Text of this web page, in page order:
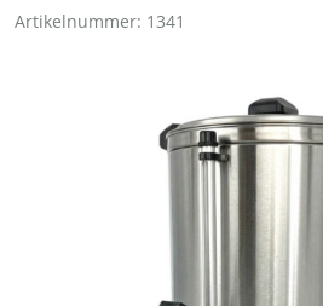
Artikelnummer: 1341